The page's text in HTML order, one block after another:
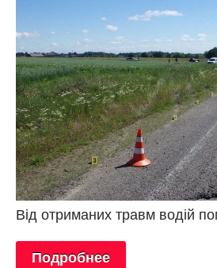
Від отриманих травм водій
Подробнее